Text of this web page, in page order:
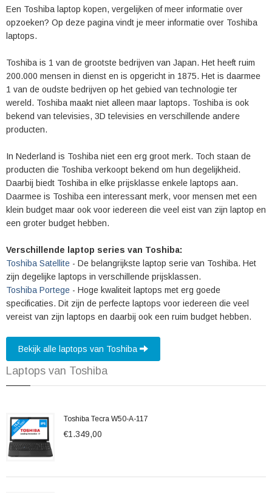
Een Toshiba laptop kopen, vergelijken of meer informatie over
opzoeken? Op deze pagina vindt je meer informatie over Toshiba
laptops.
Toshiba is 1 van de grootste bedrijven van Japan. Het heeft ruim
200.000 mensen in dienst en is opgericht in 1875. Het is daarmee
1 van de oudste bedrijven op het gebied van technologie ter
wereld. Toshiba maakt niet alleen maar laptops. Toshiba is ook
bekend van televisies, 3D televisies en verschillende andere
producten.
In Nederland is Toshiba niet een erg groot merk. Toch staan de
producten die Toshiba verkoopt bekend om hun degelijkheid.
Daarbij biedt Toshiba in elke prijsklasse enkele laptops aan.
Daarmee is Toshiba een interessant merk, voor mensen met een
klein budget maar ook voor iedereen die veel eist van zijn laptop en
een groter budget hebben.
Verschillende laptop series van Toshiba:
Toshiba Satellite - De belangrijkste laptop serie van Toshiba. Het
zijn degelijke laptops in verschillende prijsklassen.
Toshiba Portege - Hoge kwaliteit laptops met erg goede
specificaties. Dit zijn de perfecte laptops voor iedereen die veel
vereist van zijn laptops en daarbij ook een ruim budget hebben.
Bekijk alle laptops van Toshiba
Laptops van Toshiba
Toshiba Tecra W50-A-117
€1.349,00